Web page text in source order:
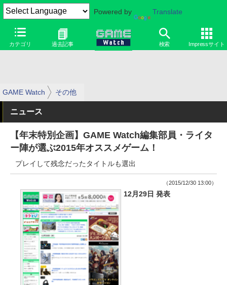
Powered by Translate
カテゴリ 過去記事 検索 Impressサイト
GAME Watch その他
ニュース
【年末特別企画】GAME Watch編集部員・ライタ
ー陣が選ぶ2015年オススメゲーム！
プレイして残念だったタイトルも選出
（2015/12/30 13:00）
12月29日 発表